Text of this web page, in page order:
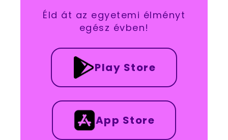
Éld át az egyetemi élményt
egész évben!
Play Store
App Store